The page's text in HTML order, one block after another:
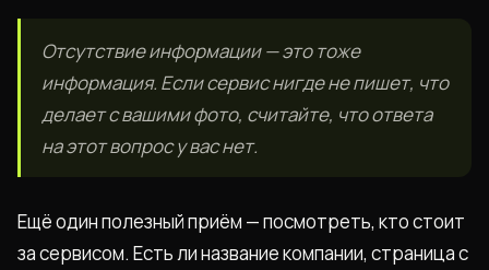
Отсутствие информации — это тоже
информация. Если сервис нигде не пишет, что
делает с вашими фото, считайте, что ответа
на этот вопрос у вас нет.
Ещё один полезный приём — посмотреть, кто стоит
за сервисом. Есть ли название компании, страница с